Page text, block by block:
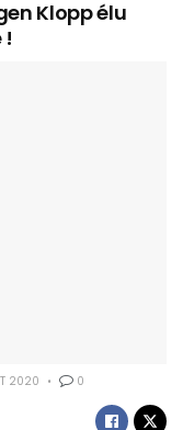
Klopp élu
!
2020 0